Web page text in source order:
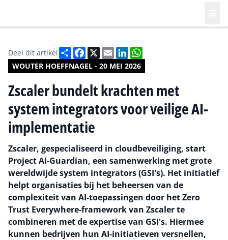
WOUTER HOEFFNAGEL - 20 MEI 2026
Deel dit artikel DeelFacebook
X EmailLinkedIn
Zscaler bundelt krachten met
system integrators voor veilige AI-
implementatie
Zscaler, gespecialiseerd in cloudbeveiliging, start
Project AI-Guardian, een samenwerking met grote
wereldwijde system integrators (GSI's). Het initiatief
helpt organisaties bij het beheersen van de
complexiteit van AI-toepassingen door het Zero
Trust Everywhere-framework van Zscaler te
combineren met de expertise van GSI's. Hiermee
kunnen bedrijven hun AI-initiatieven versnellen,